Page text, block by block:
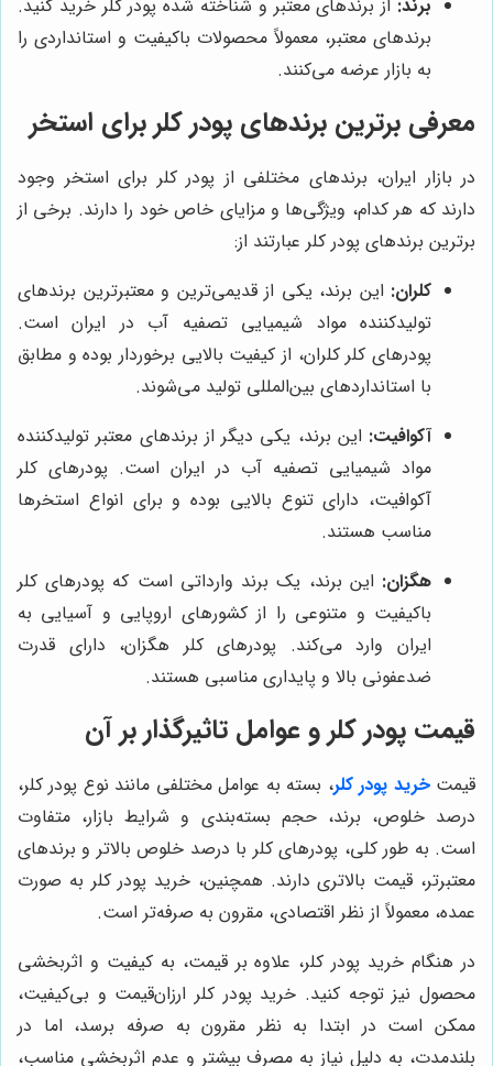
برند: از برندهای معتبر و شناخته شده پودر کلر خرید کنید.
برندهای معتبر، معمولاً محصولات باکیفیت و استانداردی را
به بازار عرضه می‌کنند.
معرفی برترین برندهای پودر کلر برای استخر
در بازار ایران، برندهای مختلفی از پودر کلر برای استخر وجود
دارند که هر کدام، ویژگی‌ها و مزایای خاص خود را دارند. برخی از
برترین برندهای پودر کلر عبارتند از:
کلران: این برند، یکی از قدیمی‌ترین و معتبرترین برندهای
تولیدکننده مواد شیمیایی تصفیه آب در ایران است.
پودرهای کلر کلران، از کیفیت بالایی برخوردار بوده و مطابق
با استانداردهای بین‌المللی تولید می‌شوند.
آکوافیت: این برند، یکی دیگر از برندهای معتبر تولیدکننده
مواد شیمیایی تصفیه آب در ایران است. پودرهای کلر
آکوافیت، دارای تنوع بالایی بوده و برای انواع استخرها
مناسب هستند.
هگزان: این برند، یک برند وارداتی است که پودرهای کلر
باکیفیت و متنوعی را از کشورهای اروپایی و آسیایی به
ایران وارد می‌کند. پودرهای کلر هگزان، دارای قدرت
ضدعفونی بالا و پایداری مناسبی هستند.
قیمت پودر کلر و عوامل تاثیرگذار بر آن
قیمتخرید پودر کلر، بسته به عوامل مختلفی مانند نوع پودر کلر،
درصد خلوص، برند، حجم بسته‌بندی و شرایط بازار، متفاوت
است. به طور کلی، پودرهای کلر با درصد خلوص بالاتر و برندهای
معتبرتر، قیمت بالاتری دارند. همچنین، خرید پودر کلر به صورت
عمده، معمولاً از نظر اقتصادی، مقرون به صرفه‌تر است.
در هنگام خرید پودر کلر، علاوه بر قیمت، به کیفیت و اثربخشی
محصول نیز توجه کنید. خرید پودر کلر ارزان‌قیمت و بی‌کیفیت،
ممکن است در ابتدا به نظر مقرون به صرفه برسد، اما در
بلندمدت، به دلیل نیاز به مصرف بیشتر و عدم اثربخشی مناسب،